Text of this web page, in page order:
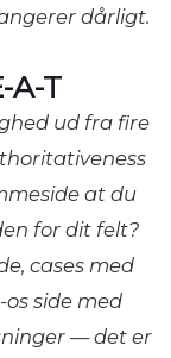
dårligt.
A-T
ud fra fire
at du
for dit felt?
cases med
side med
— det er